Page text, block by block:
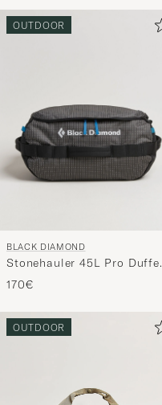
OUTDOOR
BLACK DIAMOND
Stonehauler 45L Pro Duffel
Black
170€
OUTDOOR